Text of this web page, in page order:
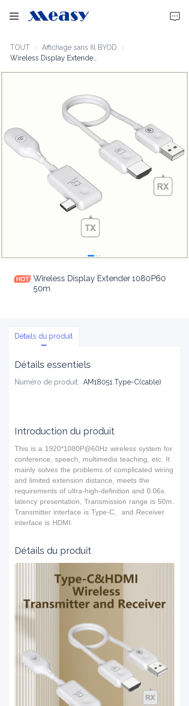
TOUT Affichage sans fil BYOD Affichage sans fil BYOD
Wireless Display Extender 1080P60
50m
Détails du produit
Détails essentiels
Numéro de produit: AM18051 Type-C(cable)
Introduction du produit
This is a 1920*1080P@60Hz wireless system for
conference, speech, multimedia teaching, etc. It
mainly solves the problems of complicated wiring
and limited extension distance, meets the
requirements of ultra-high-definition and 0.06s
latency presentation, Transmission range is 50m.
Transmitter interface is Type-C, and Receiver
interface is HDMI.
Détails du produit
Accueil
Produits
À propos de nous
Soutien